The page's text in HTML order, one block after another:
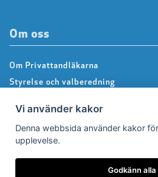
Om oss
Om Privattandläkarna
Styrelse och valberedning
Dialoggrupper
About us – Information in english
Vi använder kakor
Denna webbsida använder kakor
upplevelse.
Godkänn alla